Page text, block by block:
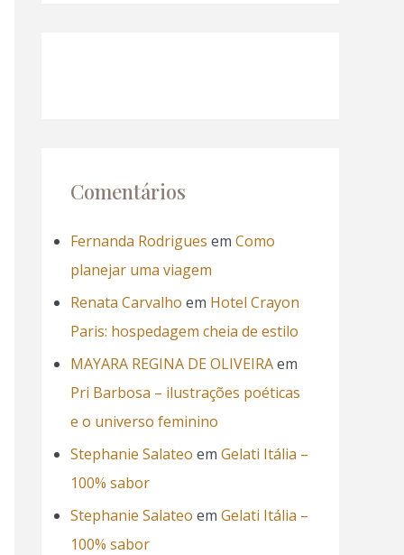
Comentários
Fernanda Rodrigues em Como
planejar uma viagem
Renata Carvalho em Hotel Crayon
Paris: hospedagem cheia de estilo
MAYARA REGINA DE OLIVEIRAem
Pri Barbosa – ilustrações poéticas
e o universo feminino
Stephanie Salateo em Gelati Itália –
100% sabor
Stephanie Salateo em Gelati Itália –
100% sabor